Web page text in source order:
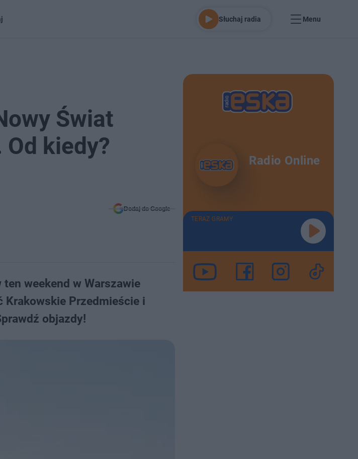
Słuchaj radia Menu
Świat
kiedy?
Dodaj do Google
weekend w Warszawie
Krakowskie Przedmieście i
objazdy!
Radio Online
TERAZ GRAMY